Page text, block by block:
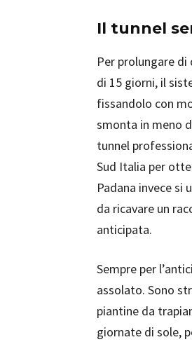
Il tunnel
Per prolungare
di 15 giorni, il
fissandolo con
smonta in meno
tunnel
Sud Italia per
Padana invece si
da ricavare un
anticipata.
Sempre per
assolato. Sono
piantine da
giornate di sole,